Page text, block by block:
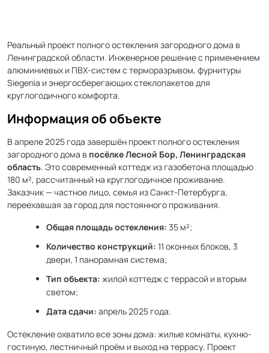
Реальный проект полного остекления загородного дома в
Ленинградской области. Инженерное решение с применением
алюминиевых и ПВХ-систем с терморазрывом, фурнитуры
Siegenia и энергосберегающих стеклопакетов для
круглогодичного комфорта.
Информация об объекте
В апреле 2025 года завершён проект полного остекления
загородного дома в посёлке Лесной Бор, Ленинградская
область. Это современный коттедж из газобетона площадью
180 м², рассчитанный на круглогодичное проживание.
Заказчик — частное лицо, семья из Санкт-Петербурга,
переехавшая за город для постоянного проживания.
Общая площадь остекления: 35 м²;
Количество конструкций: 11 оконных блоков, 3
двери, 1 панорамная система;
Тип объекта: жилой коттедж с террасой и вторым
светом;
Дата сдачи: апрель 2025 года.
Остекление охватило все зоны дома: жилые комнаты, кухню-
гостиную, лестничный проём и выход на террасу. Проект